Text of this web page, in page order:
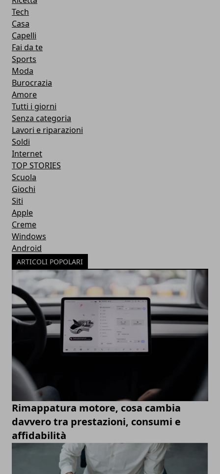
Tech
Casa
Capelli
Fai da te
Sports
Moda
Burocrazia
Amore
Tutti i giorni
Senza categoria
Lavori e riparazioni
Soldi
Internet
TOP STORIES
Scuola
Giochi
Siti
Apple
Creme
Windows
Android
ARTICOLI POPOLARI
Rimappatura motore, cosa cambia
davvero tra prestazioni, consumi e
affidabilità